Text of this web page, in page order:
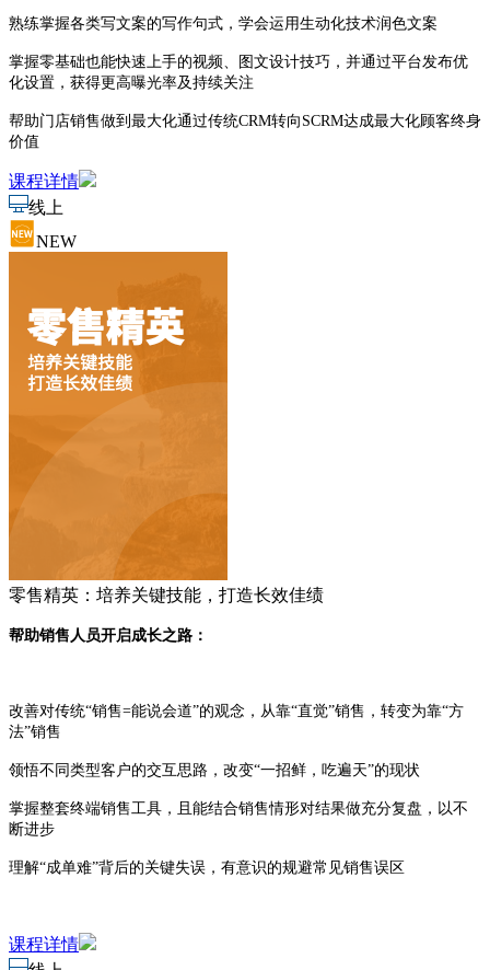
熟练掌握各类写文案的写作句式，学会运用生动化技术润色文案
掌握零基础也能快速上手的视频、图文设计技巧，并通过平台发布优
化设置，获得更高曝光率及持续关注
帮助门店销售做到最大化通过传统CRM转向SCRM达成最大化顾客终身
价值
课程详情
线上
NEW
零售精英：培养关键技能，打造长效佳绩
帮助销售人员开启成长之路：
改善对传统“销售=能说会道”的观念，从靠“直觉”销售，转变为靠“方
法”销售
领悟不同类型客户的交互思路，改变“一招鲜，吃遍天”的现状
掌握整套终端销售工具，且能结合销售情形对结果做充分复盘，以不
断进步
理解“成单难”背后的关键失误，有意识的规避常见销售误区
课程详情